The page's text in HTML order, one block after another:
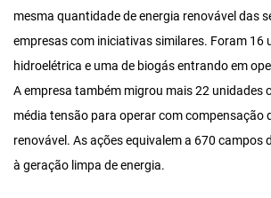
mesma quantidade de energia renovável das
empresas com iniciativas similares. Foram 16
hidroelétrica e uma de biogás entrando em
A empresa também migrou mais 22 unidades
média tensão para operar com compensação
renovável. As ações equivalem a 670 campos
à geração limpa de energia.